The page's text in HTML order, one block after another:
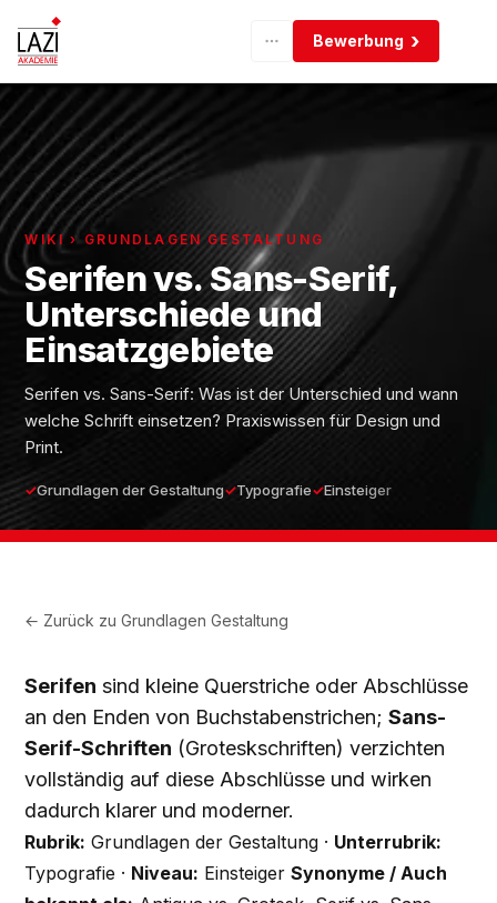
Bewerbung
WIKI › GRUNDLAGEN GESTALTUNG
Serifen vs. Sans-Serif,
Unterschiede und
Einsatzgebiete
Serifen vs. Sans-Serif: Was ist der Unterschied und wann
welche Schrift einsetzen? Praxiswissen für Design und
Print.
Grundlagen der Gestaltung Typografie Einsteiger
← Zurück zuGrundlagen Gestaltung
Serifen sind kleine Querstriche oder Abschlüsse
an den Enden von Buchstabenstrichen;Sans-
Serif-Schriften (Groteskschriften) verzichten
vollständig auf diese Abschlüsse und wirken
dadurch klarer und moderner.
Rubrik: Grundlagen der Gestaltung · Unterrubrik:
Typografie · Niveau: EinsteigerSynonyme / Auch